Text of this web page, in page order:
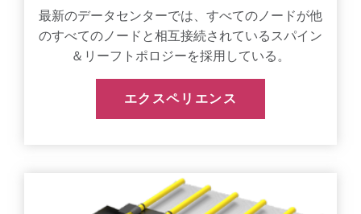
最新のデータセンターでは、すべてのノードが他
のすべてのノードと相互接続されているスパイン
＆リーフトポロジーを採用している。
エクスペリエンス